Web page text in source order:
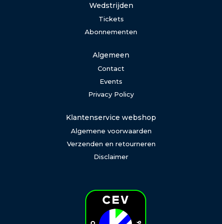
Wedstrijden
Tickets
Abonnementen
Algemeen
Contact
Events
Privacy Policy
Klantenservice webshop
Algemene voorwaarden
Verzenden en retourneren
Disclaimer